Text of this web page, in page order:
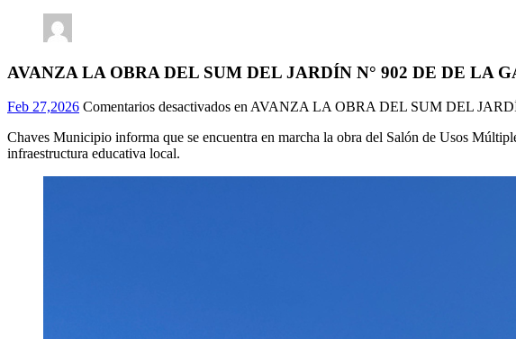
AVANZA LA OBRA DEL SUM DEL JARDÍN N° 902 DE DE LA
Feb 27,2026 Comentarios desactivados en AVANZA LA OBRA DEL SUM DEL
Chaves Municipio informa que se encuentra en marcha la obra del Salón de Usos
infraestructura educativa local.